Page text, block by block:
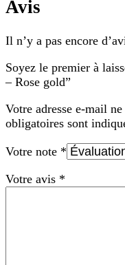
Avis
Il n’y a pas encore
Soyez le premier à
– Rose gold”
Votre adresse e-mail
obligatoires sont
Votre note *
Votre avis *